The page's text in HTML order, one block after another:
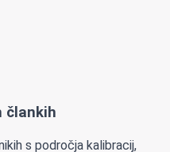
člankih
s področja kalibracij,